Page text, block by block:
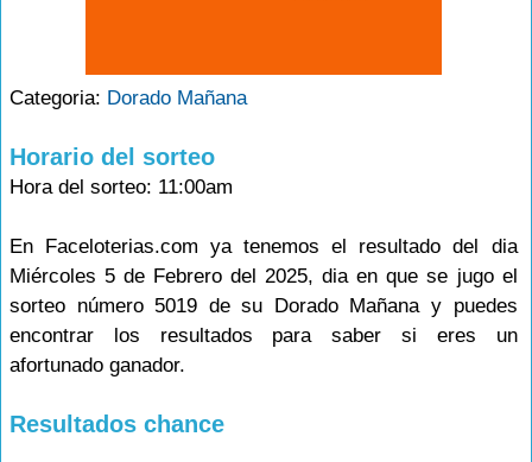
Categoria: Dorado Mañana
Horario del sorteo
Hora del sorteo: 11:00am
En Faceloterias.com ya tenemos el resultado del dia
Miércoles 5 de Febrero del 2025, dia en que se jugo el
sorteo número 5019 de su Dorado Mañana y puedes
encontrar los resultados para saber si eres un
afortunado ganador.
Resultados chance